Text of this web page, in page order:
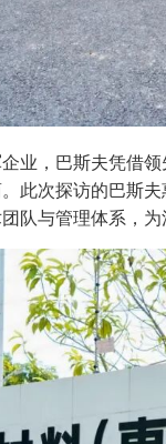
业，巴斯夫凭借
此次探访的巴斯
队与管理体系，